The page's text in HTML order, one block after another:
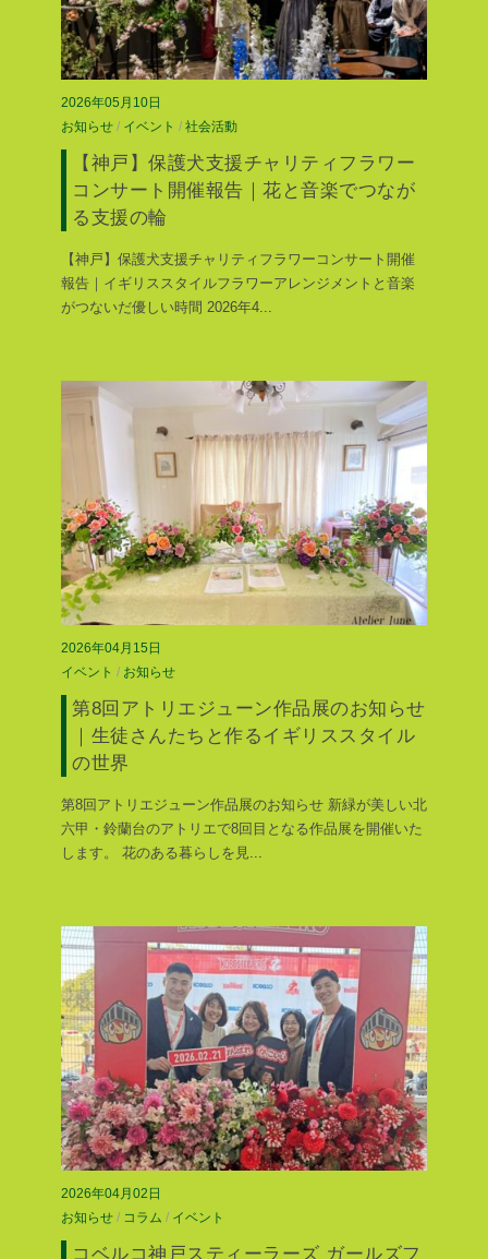
2026年05月10日
お知らせ / イベント / 社会活動
【神戸】保護犬支援チャリティフラワー
コンサート開催報告｜花と音楽でつなが
る支援の輪
【神戸】保護犬支援チャリティフラワーコンサート開催
報告｜イギリススタイルフラワーアレンジメントと音楽
がつないだ優しい時間 2026年4...
2026年04月15日
イベント / お知らせ
第8回アトリエジューン作品展のお知らせ
｜生徒さんたちと作るイギリススタイル
の世界
第8回アトリエジューン作品展のお知らせ 新緑が美しい北
六甲・鈴蘭台のアトリエで8回目となる作品展を開催いた
します。 花のある暮らしを見...
2026年04月02日
お知らせ / コラム / イベント
コベルコ神戸スティーラーズ ガールズフ